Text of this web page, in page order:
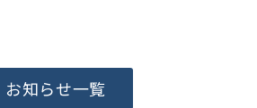
お知らせ一覧